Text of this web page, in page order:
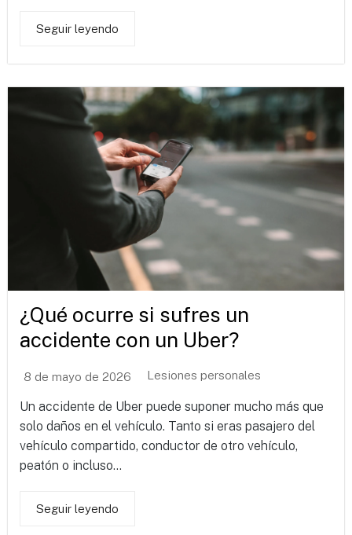
Seguir leyendo
¿Qué ocurre si sufres un
accidente con un Uber?
8 de mayo de 2026 Lesiones personales
Un accidente de Uber puede suponer mucho más que
solo daños en el vehículo. Tanto si eras pasajero del
vehículo compartido, conductor de otro vehículo,
peatón o incluso...
Seguir leyendo